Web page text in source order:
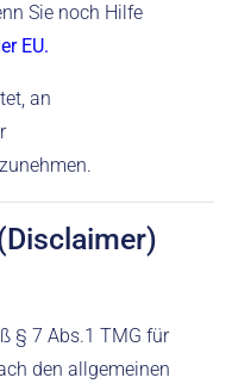
Sie noch Hilfe
EU.
an
§ 7 Abs.1 TMG für
den allgemeinen